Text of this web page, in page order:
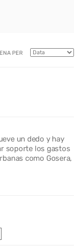
PER
un dedo y hay
soporte los gastos
como Gosera,